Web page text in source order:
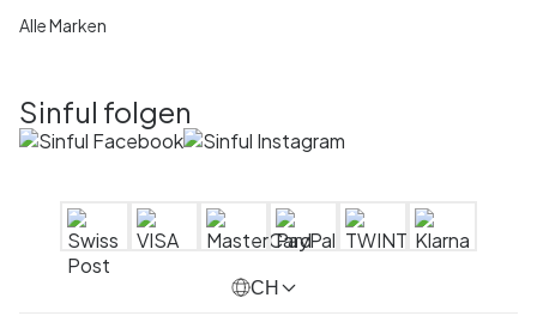
Alle Marken
Sinful folgen
CH